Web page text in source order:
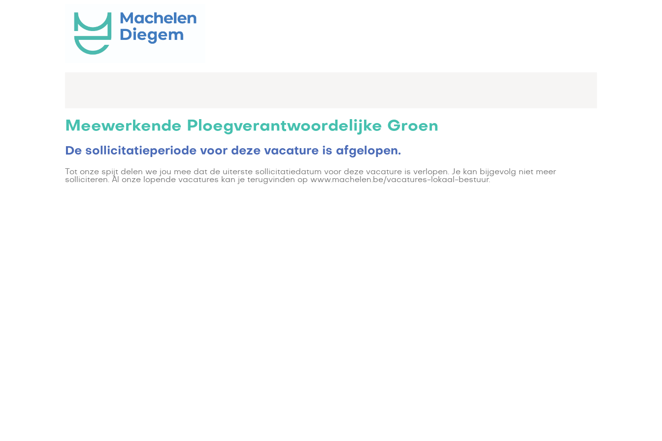
Meewerkende Ploegverantwoordelijke Groen
De sollicitatieperiode voor deze vacature is afgelopen.
Tot onze spijt delen we jou mee dat de uiterste sollicitatiedatum voor deze vacature is verlopen. Je kan bijgevolg niet meer
solliciteren. Al onze lopende vacatures kan je terugvinden op www.machelen.be/vacatures-lokaal-bestuur.